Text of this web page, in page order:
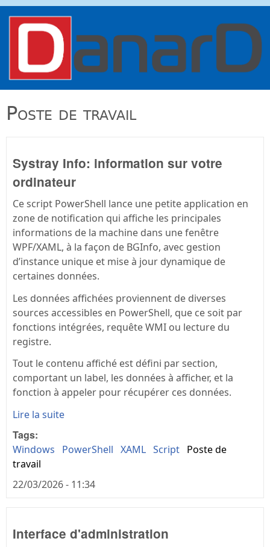
danard.net
Poste de travail
Systray Info: information sur votre
ordinateur
Ce script PowerShell lance une petite application en
zone de notification qui affiche les principales
informations de la machine dans une fenêtre
WPF/XAML, à la façon de BGInfo, avec gestion
d’instance unique et mise à jour dynamique de
certaines données.
Les données affichées proviennent de diverses
sources accessibles en PowerShell, que ce soit par
fonctions intégrées, requête WMI ou lecture du
registre.
Tout le contenu affiché est défini par section,
comportant un label, les données à afficher, et la
fonction à appeler pour récupérer ces données.
Lire la suite
Tags:
Windows PowerShell XAML Script Poste de
travail
22/03/2026 - 11:34
Interface d'administration